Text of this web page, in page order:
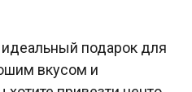
идеальный подарок для
вкусом и